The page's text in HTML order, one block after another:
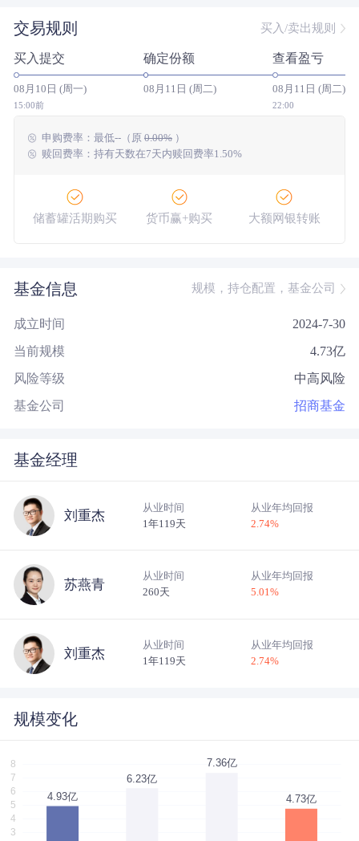
近三年 --/--
近五年 -- 0.00% --/--
今年以来 333/423
成立以来 35.61%
交易规则 买入/卖出规则
买入提交
08月10日 (周一)
15:00前
确定份额
08月11日 (周二)
查看盈亏
08月11日 (周二)
22:00
申购费率： 最低--（原 0.00%）
赎回费率：持有天数在7天内赎回费率1.50%
储蓄罐活期购买 货币赢+购买 大额网银转账
基金信息 规模，持仓配置，基金公司
成立时间 2024-7-30
当前规模 4.73亿
风险等级 中高风险
基金公司 招商基金
基金经理
刘重杰
从业时间
1年119天
从业年均回报
2.74%
苏燕青
从业时间
260天
从业年均回报
5.01%
刘重杰
从业时间
1年119天
从业年均回报
2.74%
规模变化